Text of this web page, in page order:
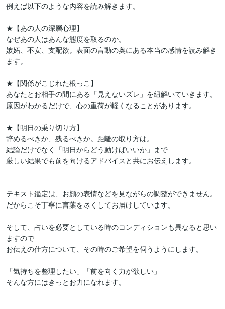
例えば以下のような内容を読み解きます。
★【あの人の深層心理】
なぜあの人はあんな態度を取るのか。
嫉妬、不安、支配欲。表面の言動の奥にある本当の感情を読み解き
ます。
★【関係がこじれた根っこ】
あなたとお相手の間にある「見えないズレ」を紐解いていきます。
原因がわかるだけで、心の重荷が軽くなることがあります。
★【明日の乗り切り方】
辞めるべきか、残るべきか。距離の取り方は。
結論だけでなく「明日からどう動けばいいか」まで
厳しい結果でも前を向けるアドバイスと共にお伝えします。
テキスト鑑定は、お顔の表情などを見ながらの調整ができません。
だからこそ丁寧に言葉を尽くしてお届けしています。
そして、占いを必要としている時のコンディションも異なると思い
ますので
お伝えの仕方について、その時のご希望を伺うようにします。
「気持ちを整理したい」「前を向く力が欲しい」
そんな方にはきっとお力になれます。